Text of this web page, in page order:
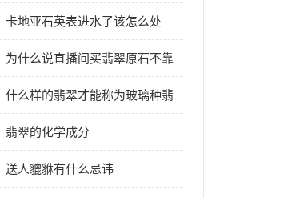
伪？
卡地亚石英表进水了该怎么处
理？
为什么说直播间买翡翠原石不靠
谱？
什么样的翡翠才能称为玻璃种翡
翠
翡翠的化学成分
送人貔貅有什么忌讳